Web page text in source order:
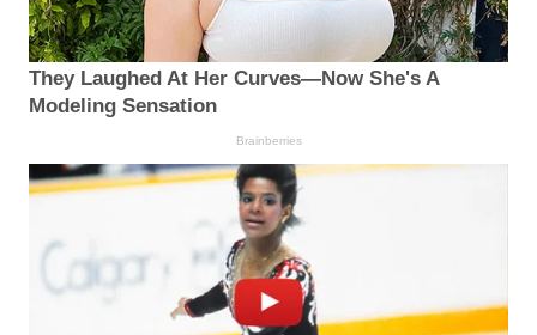
They Laughed At Her Curves—Now She's A
Modeling Sensation
Brainberries